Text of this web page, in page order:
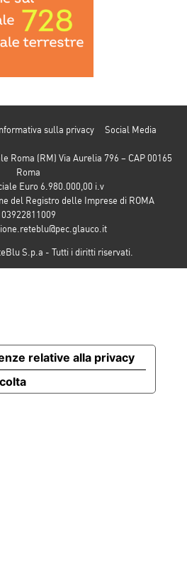
sulla privacy
Social Media
Roma (RM) Via Aurelia 796 – CAP 00165
Roma
Euro 6.980.000,00 i.v
del Registro delle Imprese di ROMA
03922811009
S.p.a - Tutti i diritti riservati.
relative alla privacy